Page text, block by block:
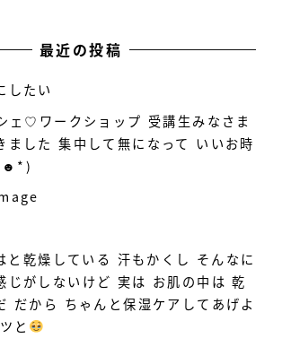
最近の投稿
したい
ェ♡ワークショップ 受講生みなさま
ました 集中して無になって いいお時
☻*)
と乾燥している 汗もかくし そんなに
じがしないけど 実は お肌の中は 乾
だから ちゃんと保湿ケアしてあげよ
と